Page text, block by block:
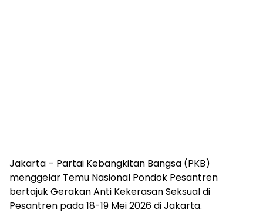
Jakarta – Partai Kebangkitan Bangsa (PKB)
menggelar Temu Nasional Pondok Pesantren
bertajuk Gerakan Anti Kekerasan Seksual di
Pesantren pada 18-19 Mei 2026 di Jakarta.